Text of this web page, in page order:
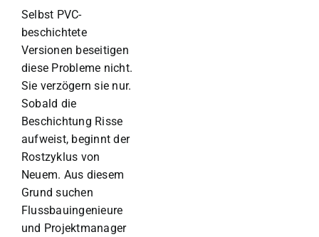
Selbst PVC-
beschichtete
Versionen beseitigen
diese Probleme nicht.
Sie verzögern sie nur.
Sobald die
Beschichtung Risse
aufweist, beginnt der
Rostzyklus von
Neuem. Aus diesem
Grund suchen
Flussbauingenieure
und Projektmanager